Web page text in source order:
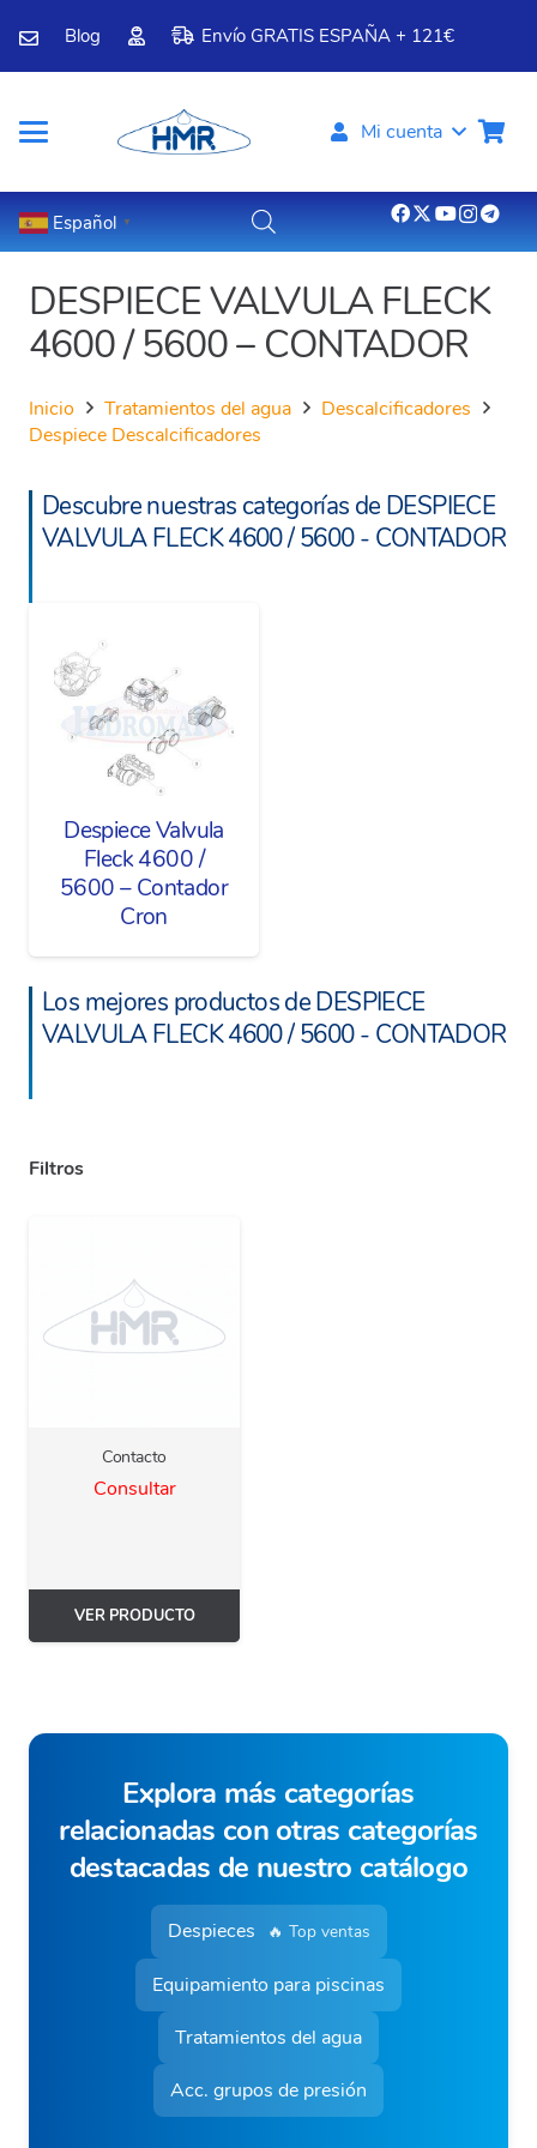
Blog Envío GRATIS ESPAÑA + 121€
Mi cuenta
Español ▼
DESPIECE VALVULA FLECK
4600 / 5600 – CONTADOR
Inicio Tratamientos del agua
Descalcificadores
Despiece Descalcificadores
Descubre nuestras categorías de DESPIECE
VALVULA FLECK 4600 / 5600 - CONTADOR
Despiece Valvula
Fleck 4600 /
5600 – Contador
Cron
Los mejores productos de DESPIECE
VALVULA FLECK 4600 / 5600 - CONTADOR
Filtros
Contacto
Consultar
VER PRODUCTO
Explora más categorías
relacionadas con otras categorías
destacadas de nuestro catálogo
Despieces 🔥 Top ventas
Equipamiento para piscinas
Tratamientos del agua
Acc. grupos de presión